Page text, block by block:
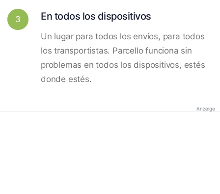
3 En todos los dispositivos
Un lugar para todos los envíos, para todos
los transportistas. Parcello funciona sin
problemas en todos los dispositivos, estés
donde estés.
Anzeige